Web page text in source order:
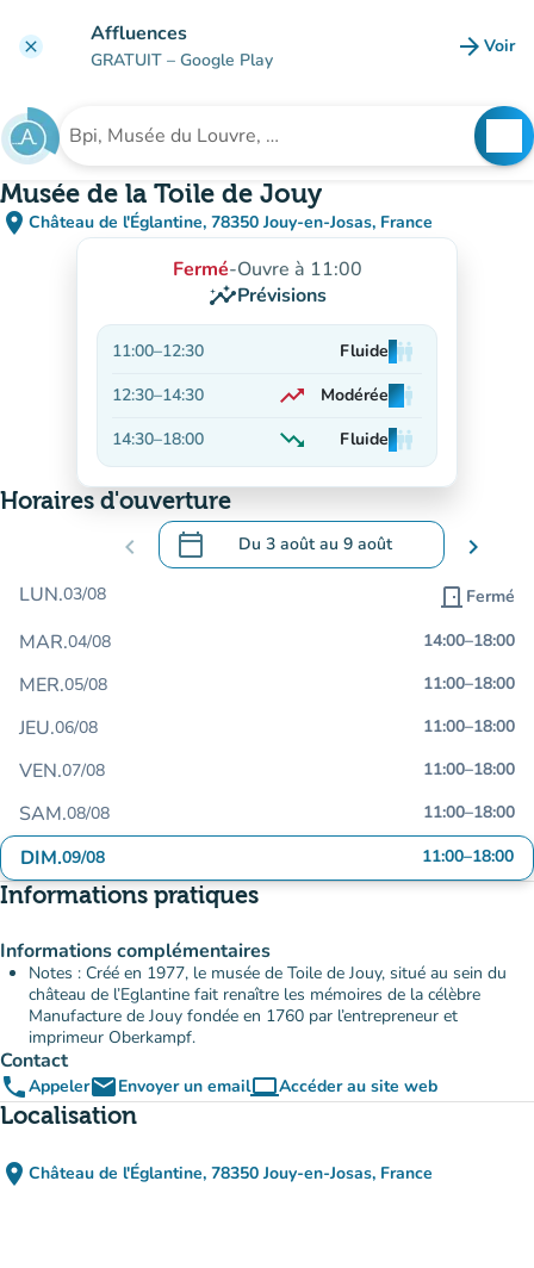
clear Affluences
GRATUIT – Google Play arrow_forward Voir
Rechercher un établissement
Musée de la Toile de Jouy
place Château de l'Églantine, 78350 Jouy-en-Josas, France
(ouvrir dans Google Maps)
(nouvel onglet)
Fermé-Ouvre à 11:00
insightsPrévisions
11:00–12:30 Fluideman
man
man
12:30–14:30 trending_up Modéréeman
man
man
14:30–18:00 trending_down
En baisse
Fluideman
man
man
Horaires d'ouverture
chevron_left calendar_today Du 3 aoûtau 9 août
.Ouvrir le calendrier pour changer de
chevron_right
LUN.03/08 door_front Fermé
MAR.04/08 14:00–18:00
MER.05/08 11:00–18:00
JEU.06/08 11:00–18:00
VEN.07/08 11:00–18:00
SAM.08/08 11:00–18:00
DIM.09/08 11:00–18:00
Informations pratiques
Informations complémentaires
Notes : Créé en 1977, le musée de Toile de Jouy, situé au sein du
château de l’Eglantine fait renaître les mémoires de la célèbre
Manufacture de Jouy fondée en 1760 par l’entrepreneur et
imprimeur Oberkampf.
Contact
phoneAppeleremailEnvoyer un emailcomputerAccéder au site web
(nouvel onglet)
Localisation
place Château de l'Églantine, 78350 Jouy-en-Josas, France
(ouvrir dans Google Maps)
(nouvel onglet)